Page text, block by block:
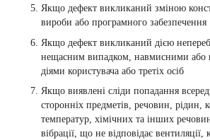
Якщо дефект викликаний зміною
вироби або програмного забезпечення
Якщо дефект викликаний дією
нещасним випадком, навмисними або
діями користувача або третіх осіб
Якщо виявлені сліди попадання
сторонніх предметів, речовин, рідин,
температур, хімічних та інших
вібрації, що не відповідає